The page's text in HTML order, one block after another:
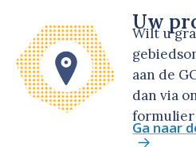
Uw
Wilt u
aan de
dan via
formulier
Ga naar